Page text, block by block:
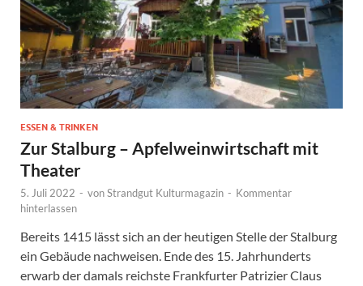
ESSEN & TRINKEN
Zur Stalburg – Apfelweinwirtschaft mit
Theater
5. Juli 2022 - vonStrandgut Kulturmagazin - Kommentar
hinterlassen
Bereits 1415 lässt sich an der heutigen Stelle der Stalburg
ein Gebäude nachweisen. Ende des 15. Jahrhunderts
erwarb der damals reichste Frankfurter Patrizier Claus